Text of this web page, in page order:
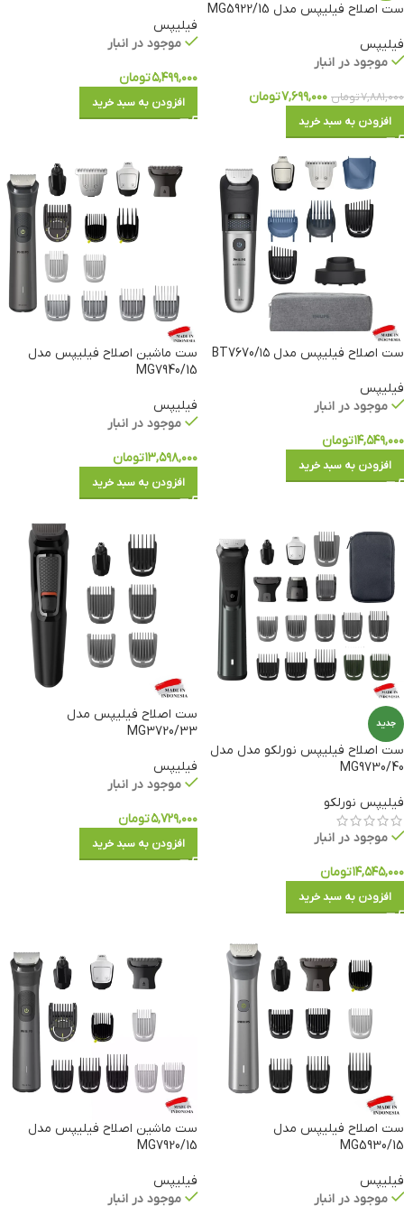
ست اصلاح فیلیپس مدل MG5922/15
فیلیپس
موجود در انبار
۷,۸۸۱,۰۰۰تومان ۷,۶۹۹,۰۰۰تومان
افزودن به سبد خرید
فیلیپس
موجود در انبار
۵,۴۹۹,۰۰۰تومان
افزودن به سبد خرید
ست اصلاح فیلیپس مدل BT7670/۱۵
فیلیپس
موجود در انبار
۱۴,۵۴۹,۰۰۰تومان
افزودن به سبد خرید
ست ماشین اصلاح فیلیپس مدل
MG7940/15
فیلیپس
موجود در انبار
۱۳,۵۹۸,۰۰۰تومان
افزودن به سبد خرید
جدید
ست اصلاح فیلیپس نورلکو مدل مدل
MG9730/40
فیلیپس نورلکو
موجود در انبار
۱۴,۵۴۵,۰۰۰تومان
افزودن به سبد خرید
ست اصلاح فیلیپس مدل
MG3720/33
فیلیپس
موجود در انبار
۵,۷۲۹,۰۰۰تومان
افزودن به سبد خرید
ست اصلاح فیلیپس مدل
MG5930/15
فیلیپس
موجود در انبار
ست ماشین اصلاح فیلیپس مدل
MG7920/15
فیلیپس
موجود در انبار